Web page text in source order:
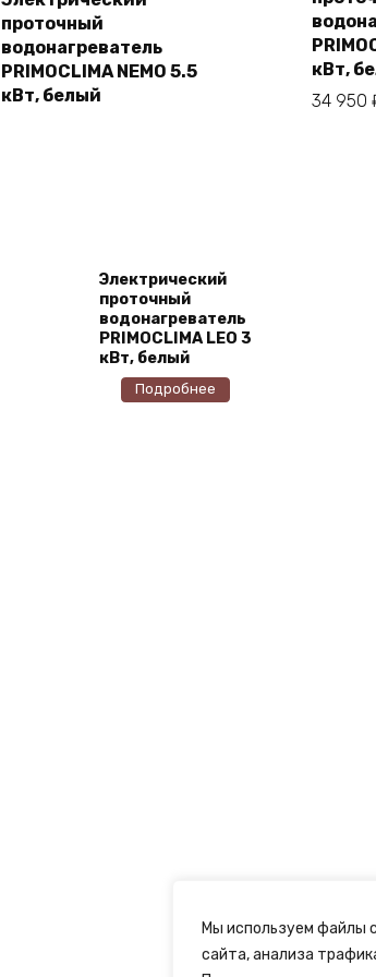
Мы используем файлы
сайта, анализа
Подробнее
проточный
водонагреватель
PRIMOCLIMA NEMO 5.5
кВт, белый
кВт,
34 950
Электрический
проточный
водонагреватель
PRIMOCLIMA LEO 3
кВт, белый
Подробнее